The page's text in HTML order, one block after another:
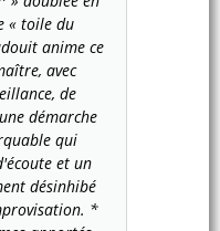
« toile du
anime ce
avec
de
démarche
qui
et un
désinhibé
*